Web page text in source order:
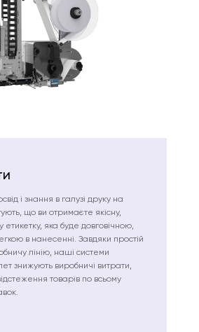
і знання в галузі друку на
що ви отримаєте якісну,
етикетку, яка буде довговічною,
в нанесенні. Завдяки простій
лінію, наші системи
знижують виробничі витрати,
товарів по всьому